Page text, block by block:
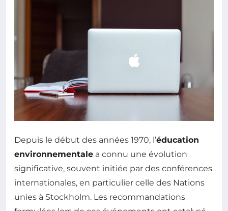
Depuis le début des années 1970, l’éducation
environnementale a connu une évolution
significative, souvent initiée par des conférences
internationales, en particulier celle des Nations
unies à Stockholm. Les recommandations